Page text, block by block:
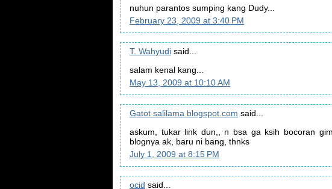
nuhun parantos sumping kang Dudy...
February 23, 2009 at 3:40 PM
T. Wahyudi said...
salam kenal kang...
May 13, 2009 at 10:10 AM
Gatot salilama blogspot.com said...
askum, tukar link dun,, n bsa ga ksih bocoran
blognya ak, baru ni bang, thnks
July 1, 2009 at 8:15 PM
ocid said...